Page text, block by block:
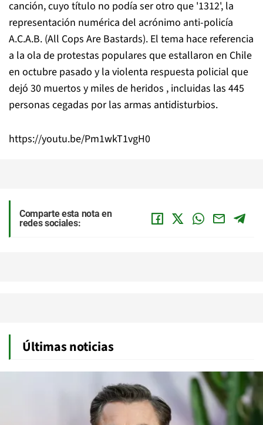
canción, cuyo título no podía ser otro que '1312', la
representación numérica del acrónimo anti-policía
A.C.A.B. (All Cops Are Bastards). El tema hace referencia
a la ola de protestas populares que estallaron en Chile
en octubre pasado y la violenta respuesta policial que
dejó 30 muertos y miles de heridos , incluidas las 445
personas cegadas por las armas antidisturbios.
https://youtu.be/Pm1wkT1vgH0
Comparte esta nota en
redes sociales:
Últimas noticias